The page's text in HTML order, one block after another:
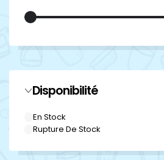
Disponibilité
En Stock
Rupture De Stock